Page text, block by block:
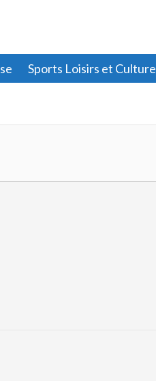
Sports Loisirs et Culture